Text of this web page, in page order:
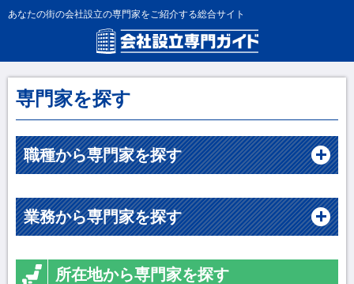
あなたの街の会社設立の専門家をご紹介する総合サイト
専門家を探す
職種から専門家を探す
業務から専門家を探す
所在地から専門家を探す